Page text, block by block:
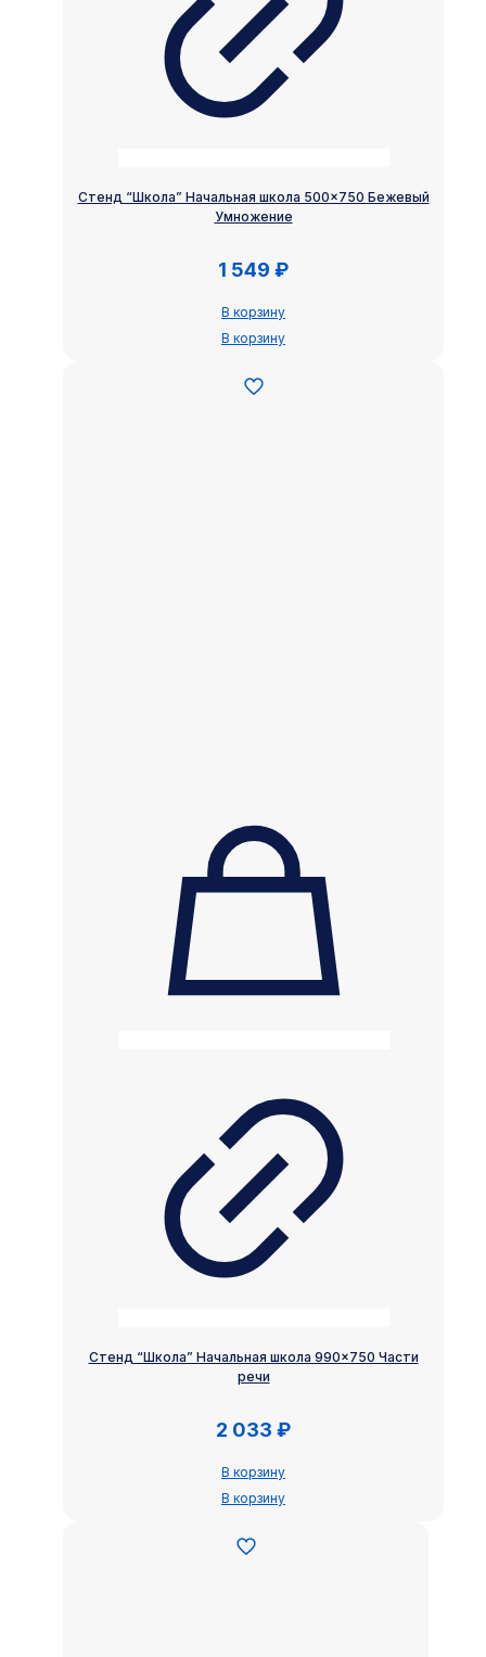
Стенд “Школа” Начальная школа 500×750 Бежевый
Умножение
1 549 ₽
В корзину
В корзину
Стенд “Школа” Начальная школа 990×750 Части
речи
2 033 ₽
В корзину
В корзину